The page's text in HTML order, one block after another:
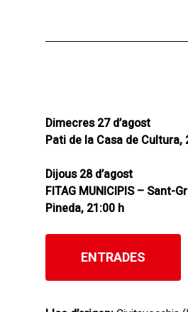
Dimecres 27 d’agost
Pati de la Casa de Cultura,
Dijous 28 d’agost
FITAG MUNICIPIS – Sant-
Pineda, 21:00 h
ENTRADES